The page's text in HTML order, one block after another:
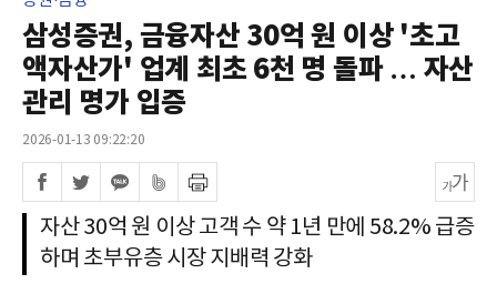
삼성증권, 금융자산 30억 원 이상 '초고
액자산가' 업계 최초 6천 명 돌파 … 자산
관리 명가 입증
2026-01-13 09:22:20
자산 30억 원 이상 고객 수 약 1년 만에 58.2% 급증
하며 초부유층 시장 지배력 강화